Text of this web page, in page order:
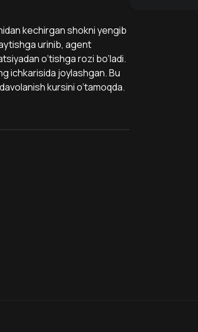
kechirgan shokni yengib
urinib, agent
o‘tishga rozi bo‘ladi.
ichkarisida joylashgan. Bu
kursini o‘tamoqda.